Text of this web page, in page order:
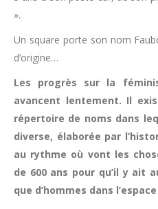
».
Un square porte son nom
d’origine…
Les progrès sur la
avancent lentement. Il
répertoire de noms dans
diverse, élaborée par
au rythme où vont les
de 600 ans pour qu’il y ait
que d’hommes dans